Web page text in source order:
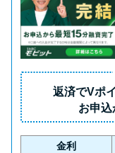
返済でVポ
お申込
金利